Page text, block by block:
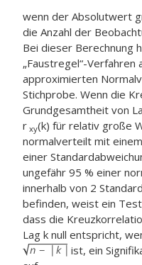
wenn der Absolutwert
die Anzahl der
Bei dieser Berechnung
„Faustregel“-
approximierten
Stichprobe. Wenn die
Grundgesamtheit von
r xy(k) für relativ große
normalverteilt mit
einer
ungefähr 95 % einer
innerhalb von 2
befinden, weist ein
dass die
Lag k null entspricht,
ist, ein